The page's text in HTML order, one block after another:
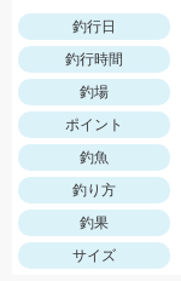
釣行日
釣行時間
釣場
ポイント
釣魚
釣り方
釣果
サイズ